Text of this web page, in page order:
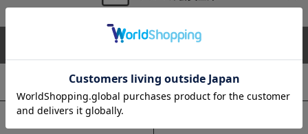
初めての方へ お買い物ガイド